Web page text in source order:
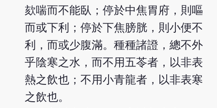
欬喘而不能臥；停於中焦胃府，則嘔
而或下利；停於下焦膀胱，則小便不
利，而或少腹滿。種種諸證，總不外
乎陰寒之水，而不用五苓者，以非表
熱之飲也；不用小青龍者，以非表寒
之飲也。